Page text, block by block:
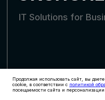
Продолжая использовать сайт, вы
cookie, в соответствии с политикой
посещаемости сайта и